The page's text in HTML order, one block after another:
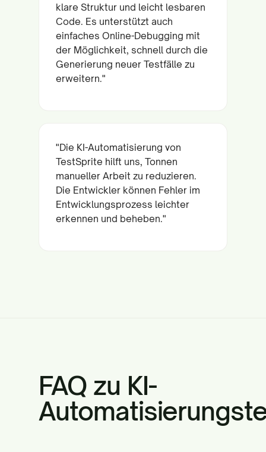
klare Struktur und leicht lesbaren
Code. Es unterstützt auch
einfaches Online-Debugging mit
der Möglichkeit, schnell durch die
Generierung neuer Testfälle zu
erweitern."
"Die KI-Automatisierung von
TestSprite hilft uns, Tonnen
manueller Arbeit zu reduzieren.
Die Entwickler können Fehler im
Entwicklungsprozess leichter
erkennen und beheben."
FAQ zu KI-